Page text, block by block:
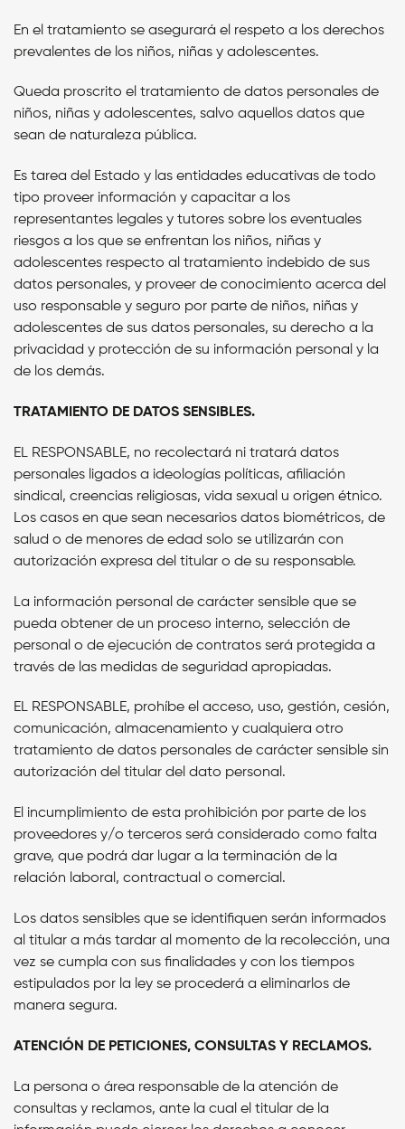
En el tratamiento se asegurará el respeto a los derechos
prevalentes de los niños, niñas y adolescentes.
Queda proscrito el tratamiento de datos personales de
niños, niñas y adolescentes, salvo aquellos datos que
sean de naturaleza pública.
Es tarea del Estado y las entidades educativas de todo
tipo proveer información y capacitar a los
representantes legales y tutores sobre los eventuales
riesgos a los que se enfrentan los niños, niñas y
adolescentes respecto al tratamiento indebido de sus
datos personales, y proveer de conocimiento acerca del
uso responsable y seguro por parte de niños, niñas y
adolescentes de sus datos personales, su derecho a la
privacidad y protección de su información personal y la
de los demás.
TRATAMIENTO DE DATOS SENSIBLES.
EL RESPONSABLE, no recolectará ni tratará datos
personales ligados a ideologías políticas, afiliación
sindical, creencias religiosas, vida sexual u origen étnico.
Los casos en que sean necesarios datos biométricos, de
salud o de menores de edad solo se utilizarán con
autorización expresa del titular o de su responsable.
La información personal de carácter sensible que se
pueda obtener de un proceso interno, selección de
personal o de ejecución de contratos será protegida a
través de las medidas de seguridad apropiadas.
EL RESPONSABLE, prohíbe el acceso, uso, gestión, cesión,
comunicación, almacenamiento y cualquiera otro
tratamiento de datos personales de carácter sensible sin
autorización del titular del dato personal.
El incumplimiento de esta prohibición por parte de los
proveedores y/o terceros será considerado como falta
grave, que podrá dar lugar a la terminación de la
relación laboral, contractual o comercial.
Los datos sensibles que se identifiquen serán informados
al titular a más tardar al momento de la recolección, una
vez se cumpla con sus finalidades y con los tiempos
estipulados por la ley se procederá a eliminarlos de
manera segura.
ATENCIÓN DE PETICIONES, CONSULTAS Y RECLAMOS.
La persona o área responsable de la atención de
consultas y reclamos, ante la cual el titular de la